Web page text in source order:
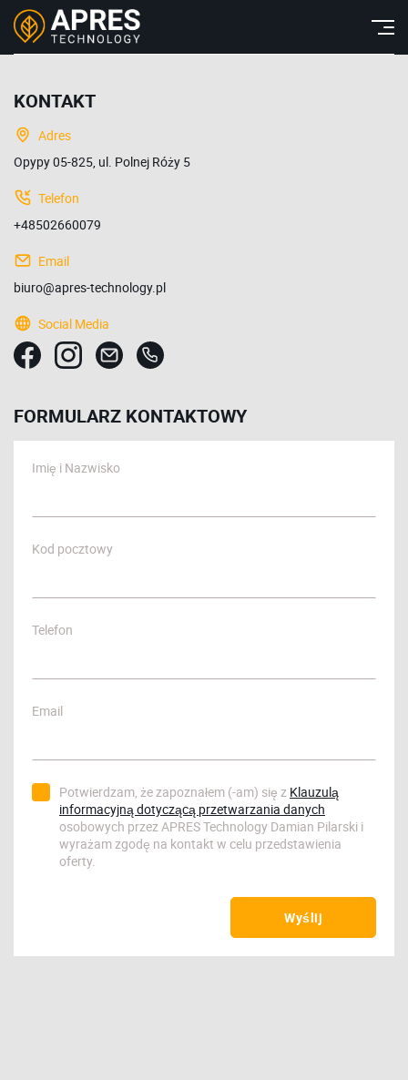
KONTAKT
Adres
Opypy 05-825, ul. Polnej Róży 5
Telefon
+48502660079
Email
biuro@apres-technology.pl
Social Media
FORMULARZ KONTAKTOWY
Imię i Nazwisko
Kod pocztowy
Telefon
Email
Potwierdzam, że zapoznałem (-am) się z Klauzulą
informacyjną dotyczącą przetwarzania danych
osobowych przez APRES Technology Damian Pilarski i
wyrażam zgodę na kontakt w celu przedstawienia
oferty.
Wyślij